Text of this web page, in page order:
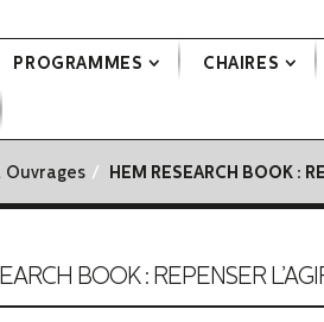
PROGRAMMES CHAIRES
Ouvrages HEM RESEARCH BOOK :
BOOK : REPENSER